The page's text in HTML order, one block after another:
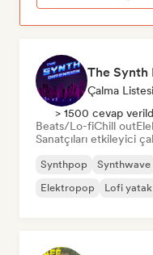
The Synth
Çalma
> 1500 cevap
Beats/Lo-fiChill out
Sanatçıları etkileyici
Synthpop Synthwave
Elektropop
Lofi yatak